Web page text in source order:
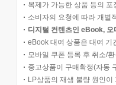
복제가 가능한 상품 등의
소비자의 요청에 따라 개별
디지털 컨텐츠인 eBook,
eBook 대여 상품은 대여 기
모바일 쿠폰 등록 후 취소/
중고상품이 구매확정(자동
LP상품의 재생 불량 원인